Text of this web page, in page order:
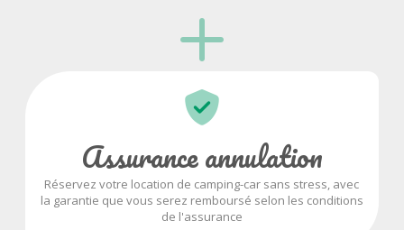
Assurance annulation
Réservez votre location de camping-car sans stress, avec
la garantie que vous serez remboursé selon les conditions
de l'assurance